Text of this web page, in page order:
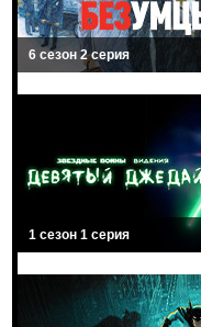
6 сезон 2 серия
1 сезон 1 серия